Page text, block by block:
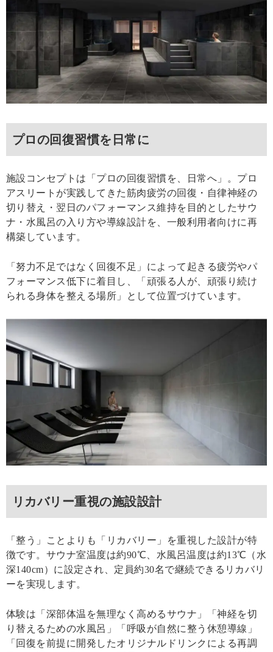
プロの回復習慣を日常に
施設コンセプトは「プロの回復習慣を、日常へ」。プロ
アスリートが実践してきた筋肉疲労の回復・自律神経の
切り替え・翌日のパフォーマンス維持を目的としたサウ
ナ・水風呂の入り方や導線設計を、一般利用者向けに再
構築しています。
「努力不足ではなく回復不足」によって起きる疲労やパ
フォーマンス低下に着目し、「頑張る人が、頑張り続け
られる身体を整える場所」として位置づけています。
リカバリー重視の施設設計
「整う」ことよりも「リカバリー」を重視した設計が特
徴です。サウナ室温度は約90℃、水風呂温度は約13℃（水
深140cm）に設定され、定員約30名で継続できるリカバリ
ーを実現します。
体験は「深部体温を無理なく高めるサウナ」「神経を切
り替えるための水風呂」「呼吸が自然に整う休憩導線」
「回復を前提に開発したオリジナルドリンクによる再調